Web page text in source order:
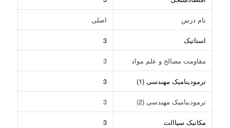
نام درس اصلی
استاتیک 3
مقاومت مصالح و علم مواد 3
ترمودینامیک مهندسی (1) 3
ترمودینامیک مهندسی (2) 3
مکانیک سیاالت 3